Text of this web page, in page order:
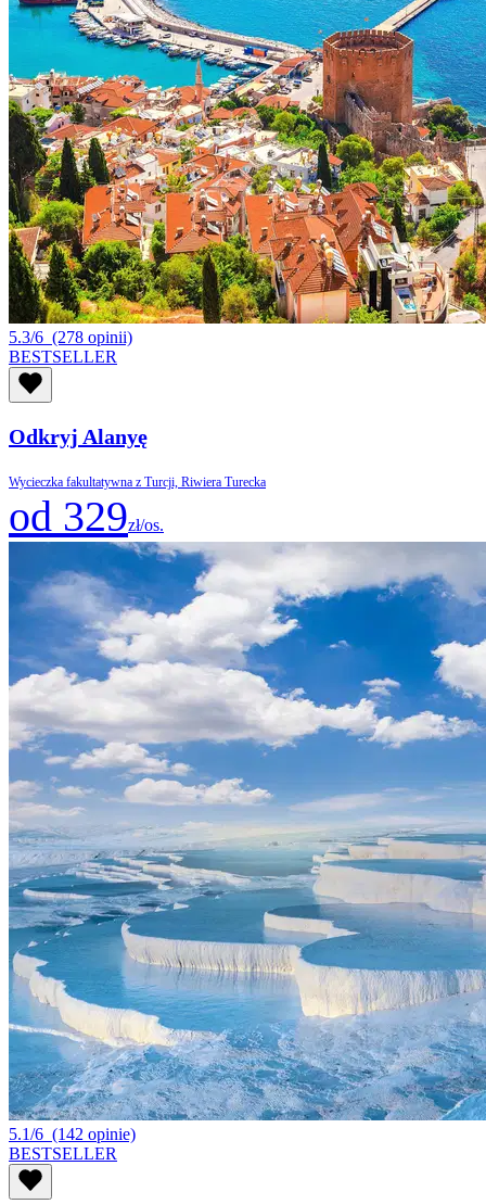
5.3/6 (278 opinii)
BESTSELLER
Odkryj Alanyę
Wycieczka fakultatywna z Turcji, Riwiera Turecka
od 329zł/os.
5.1/6 (142 opinie)
BESTSELLER